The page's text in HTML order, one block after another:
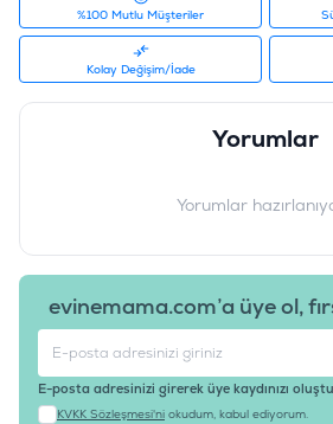
%100 Mutlu Müşteriler
Kolay Değişim/İade
Yorumlar
Yorumlar
evinemama.com’a üye ol,
E-posta adresinizi girerek üye kaydınızı
KVKK Sözleşmesi'ni okudum, kabul ediyorum.